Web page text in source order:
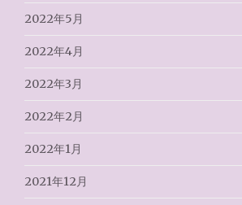
2022年5月
2022年4月
2022年3月
2022年2月
2022年1月
2021年12月